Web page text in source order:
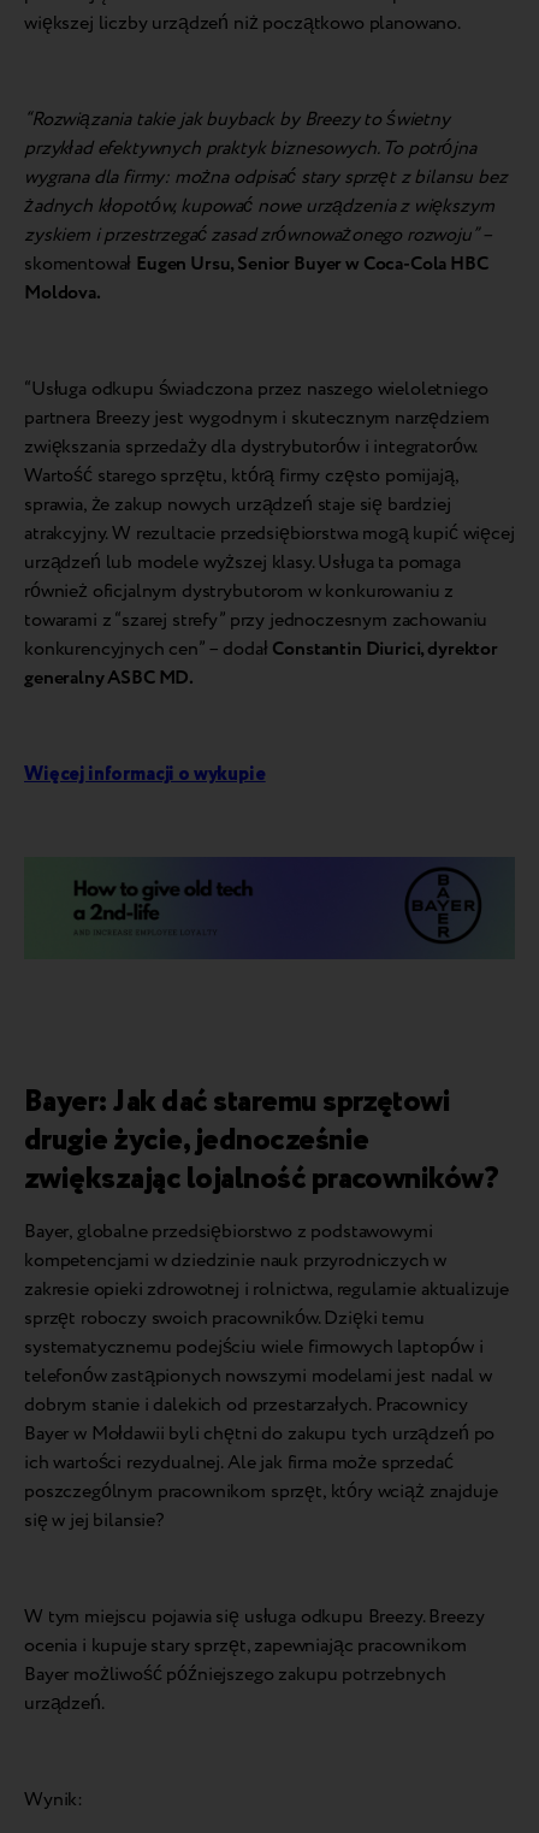
większej liczby urządzeń niż początkowo planowano.
“Rozwiązania takie jak buyback by Breezy to świetny
przykład efektywnych praktyk biznesowych. To potrójna
wygrana dla firmy: można odpisać stary sprzęt z bilansu bez
żadnych kłopotów, kupować nowe urządzenia z większym
zyskiem i przestrzegać zasad zrównoważonego rozwoju” –
skomentował Eugen Ursu, Senior Buyer w Coca-Cola HBC
Moldova.
“Usługa odkupu świadczona przez naszego wieloletniego
partnera Breezy jest wygodnym i skutecznym narzędziem
zwiększania sprzedaży dla dystrybutorów i integratorów.
Wartość starego sprzętu, którą firmy często pomijają,
sprawia, że zakup nowych urządzeń staje się bardziej
atrakcyjny. W rezultacie przedsiębiorstwa mogą kupić więcej
urządzeń lub modele wyższej klasy. Usługa ta pomaga
również oficjalnym dystrybutorom w konkurowaniu z
towarami z “szarej strefy” przy jednoczesnym zachowaniu
konkurencyjnych cen” – dodał Constantin Diurici, dyrektor
generalny ASBC MD.
Więcej informacji o wykupie
Bayer: Jak dać staremu sprzętowi
drugie życie, jednocześnie
zwiększając lojalność pracowników?
Bayer, globalne przedsiębiorstwo z podstawowymi
kompetencjami w dziedzinie nauk przyrodniczych w
zakresie opieki zdrowotnej i rolnictwa, regularnie aktualizuje
sprzęt roboczy swoich pracowników. Dzięki temu
systematycznemu podejściu wiele firmowych laptopów i
telefonów zastąpionych nowszymi modelami jest nadal w
dobrym stanie i dalekich od przestarzałych. Pracownicy
Bayer w Mołdawii byli chętni do zakupu tych urządzeń po
ich wartości rezydualnej. Ale jak firma może sprzedać
poszczególnym pracownikom sprzęt, który wciąż znajduje
się w jej bilansie?
W tym miejscu pojawia się usługa odkupu Breezy. Breezy
ocenia i kupuje stary sprzęt, zapewniając pracownikom
Bayer możliwość późniejszego zakupu potrzebnych
urządzeń.
Wynik: